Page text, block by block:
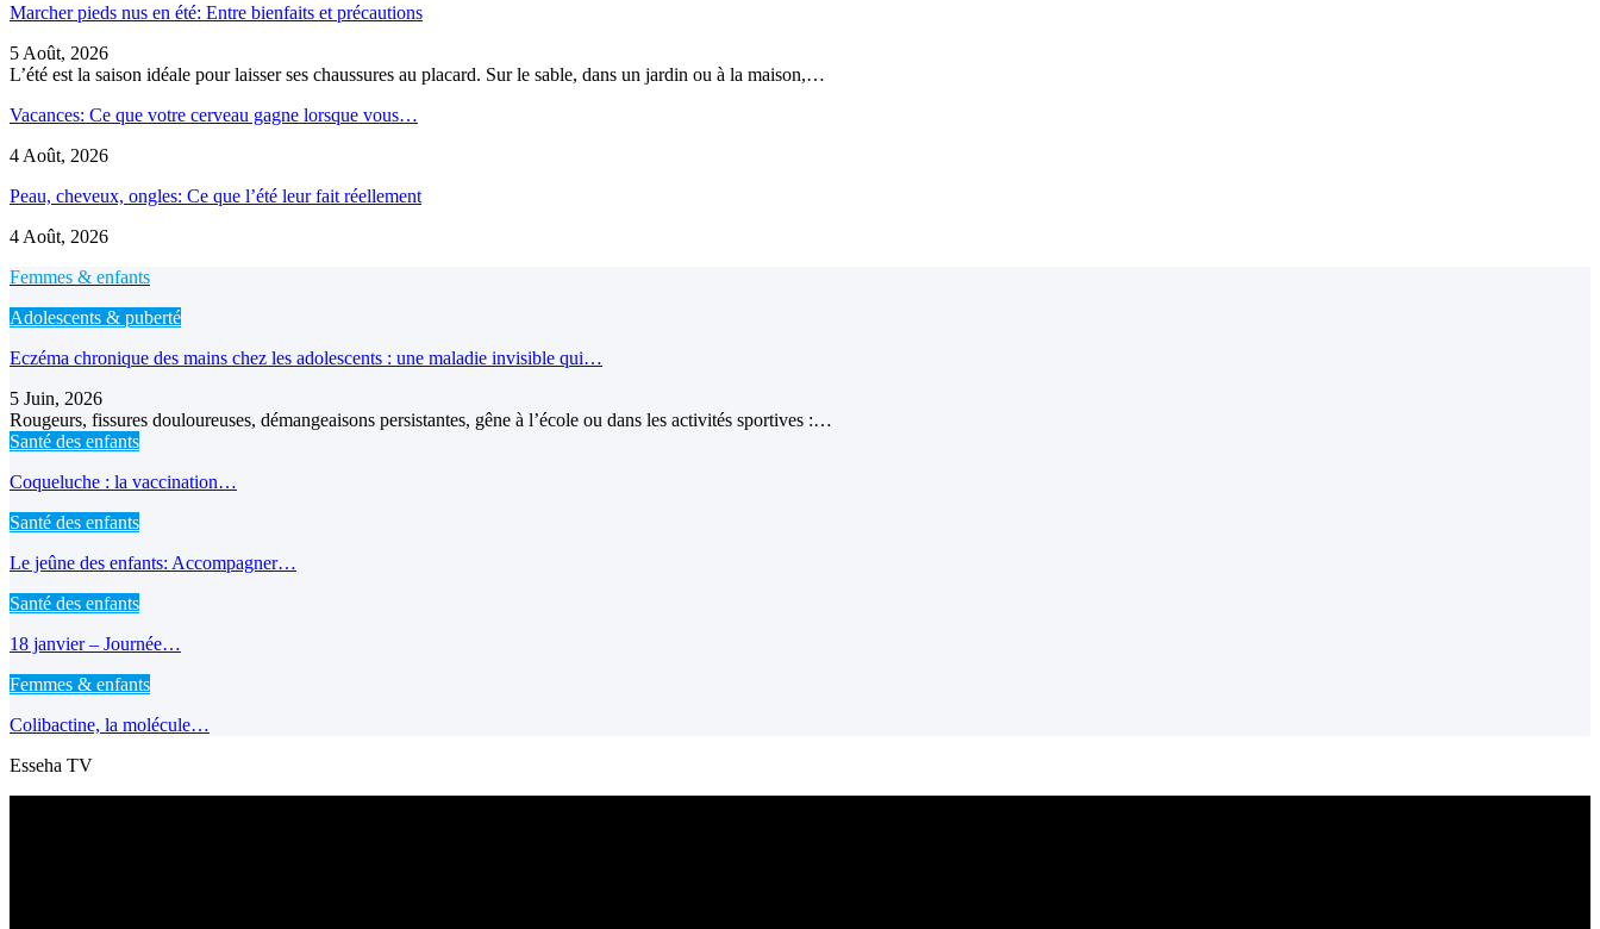
Marcher pieds nus en été: Entre bienfaits et précautions
5 Août, 2026
L’été est la saison idéale pour laisser ses chaussures au placard. Sur le sable, dans un jardin ou à la maison,…
Vacances: Ce que votre cerveau gagne lorsque vous…
4 Août, 2026
Peau, cheveux, ongles: Ce que l’été leur fait réellement
4 Août, 2026
Femmes & enfants
Adolescents & puberté
Eczéma chronique des mains chez les adolescents : une maladie invisible qui…
5 Juin, 2026
Rougeurs, fissures douloureuses, démangeaisons persistantes, gêne à l’école ou dans les activités sportives :…
Santé des enfants
Coqueluche : la vaccination…
Santé des enfants
Le jeûne des enfants: Accompagner…
Santé des enfants
18 janvier – Journée…
Femmes & enfants
Colibactine, la molécule…
Esseha TV